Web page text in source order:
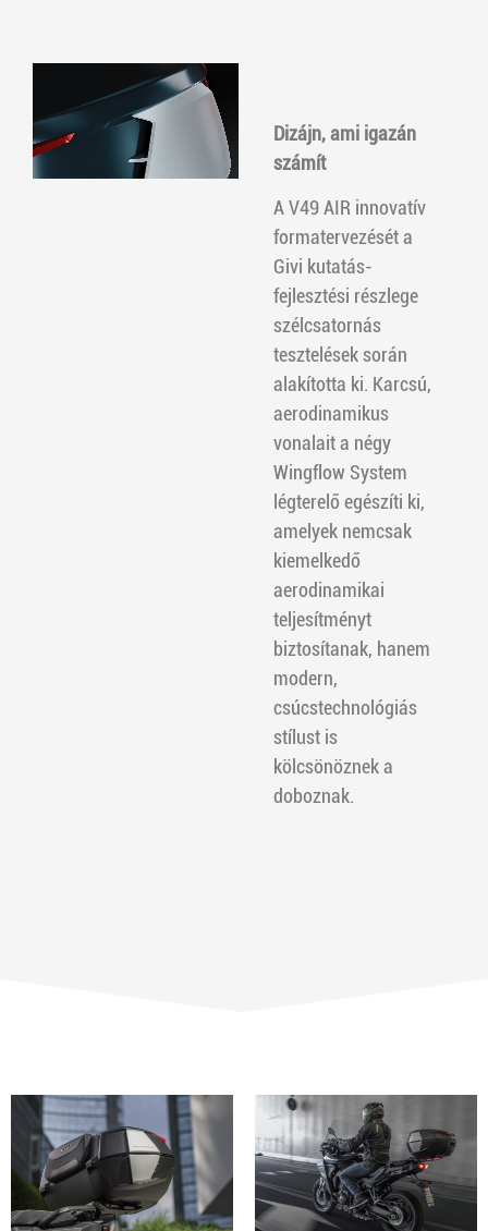
Dizájn, ami igazán
számít
A V49 AIR innovatív
formatervezését a
Givi kutatás-
fejlesztési részlege
szélcsatornás
tesztelések során
alakította ki. Karcsú,
aerodinamikus
vonalait a négy
Wingflow System
légterelő egészíti ki,
amelyek nemcsak
kiemelkedő
aerodinamikai
teljesítményt
biztosítanak, hanem
modern,
csúcstechnológiás
stílust is
kölcsönöznek a
doboznak.